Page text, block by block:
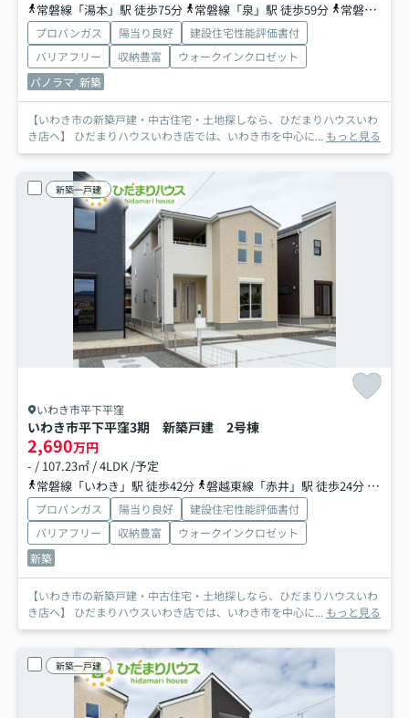
常磐線「湯本」駅 徒歩75分
常磐線「泉」駅 徒歩59分 常磐線「内郷」駅 徒歩99分
プロパンガス 陽当り良好
建設住宅性能評価書付
バリアフリー
収納豊富
ウォークインクロゼット
パノラマ 新築
【いわき市の新築戸建・中古住宅・土地探しなら、ひだまりハウスいわ
き店へ】 ひだまりハウスいわき店では、いわき市を中心に... もっと見る
新築一戸建
いわき市平下平窪
いわき市平下平窪3期 新築戸建 2号棟
2,690万円
- / 107.23㎡ / 4LDK /予定
常磐線「いわき」駅 徒歩42分
磐越東線「赤井」駅 徒歩24分 磐越
プロパンガス 陽当り良好
建設住宅性能評価書付
バリアフリー
収納豊富
ウォークインクロゼット
新築
【いわき市の新築戸建・中古住宅・土地探しなら、ひだまりハウスいわ
き店へ】 ひだまりハウスいわき店では、いわき市を中心に... もっと見る
新築一戸建